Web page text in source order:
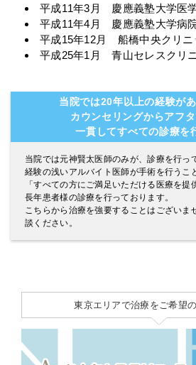
平成11年3月 慶應義塾大学医
平成11年4月 慶應義塾大学病
平成15年12月 船橋中央クリニ
平成25年1月 青山セレスクリ
当院では20年以上の経験が
カウンセリングからアフ
一貫してすべての診療を
当院では元神賢太医師のみが、診療を行っ
経験の浅いアルバイト医師が手術を行うこ
「すべての方にご満足いただける医療を提
長年患者様の診療を行っております。
こちらから治療を強要することはございま
談ください。
東京エリアで治療をご希望